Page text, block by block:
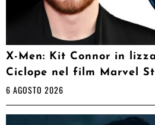
X-Men: Kit Connor in
Ciclope nel film Marvel
6 AGOSTO 2026